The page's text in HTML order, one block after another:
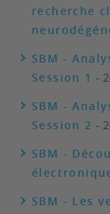
recherche
SBM -
Session 1 -
SBM -
Session 2 -
SBM -
SBM - Les